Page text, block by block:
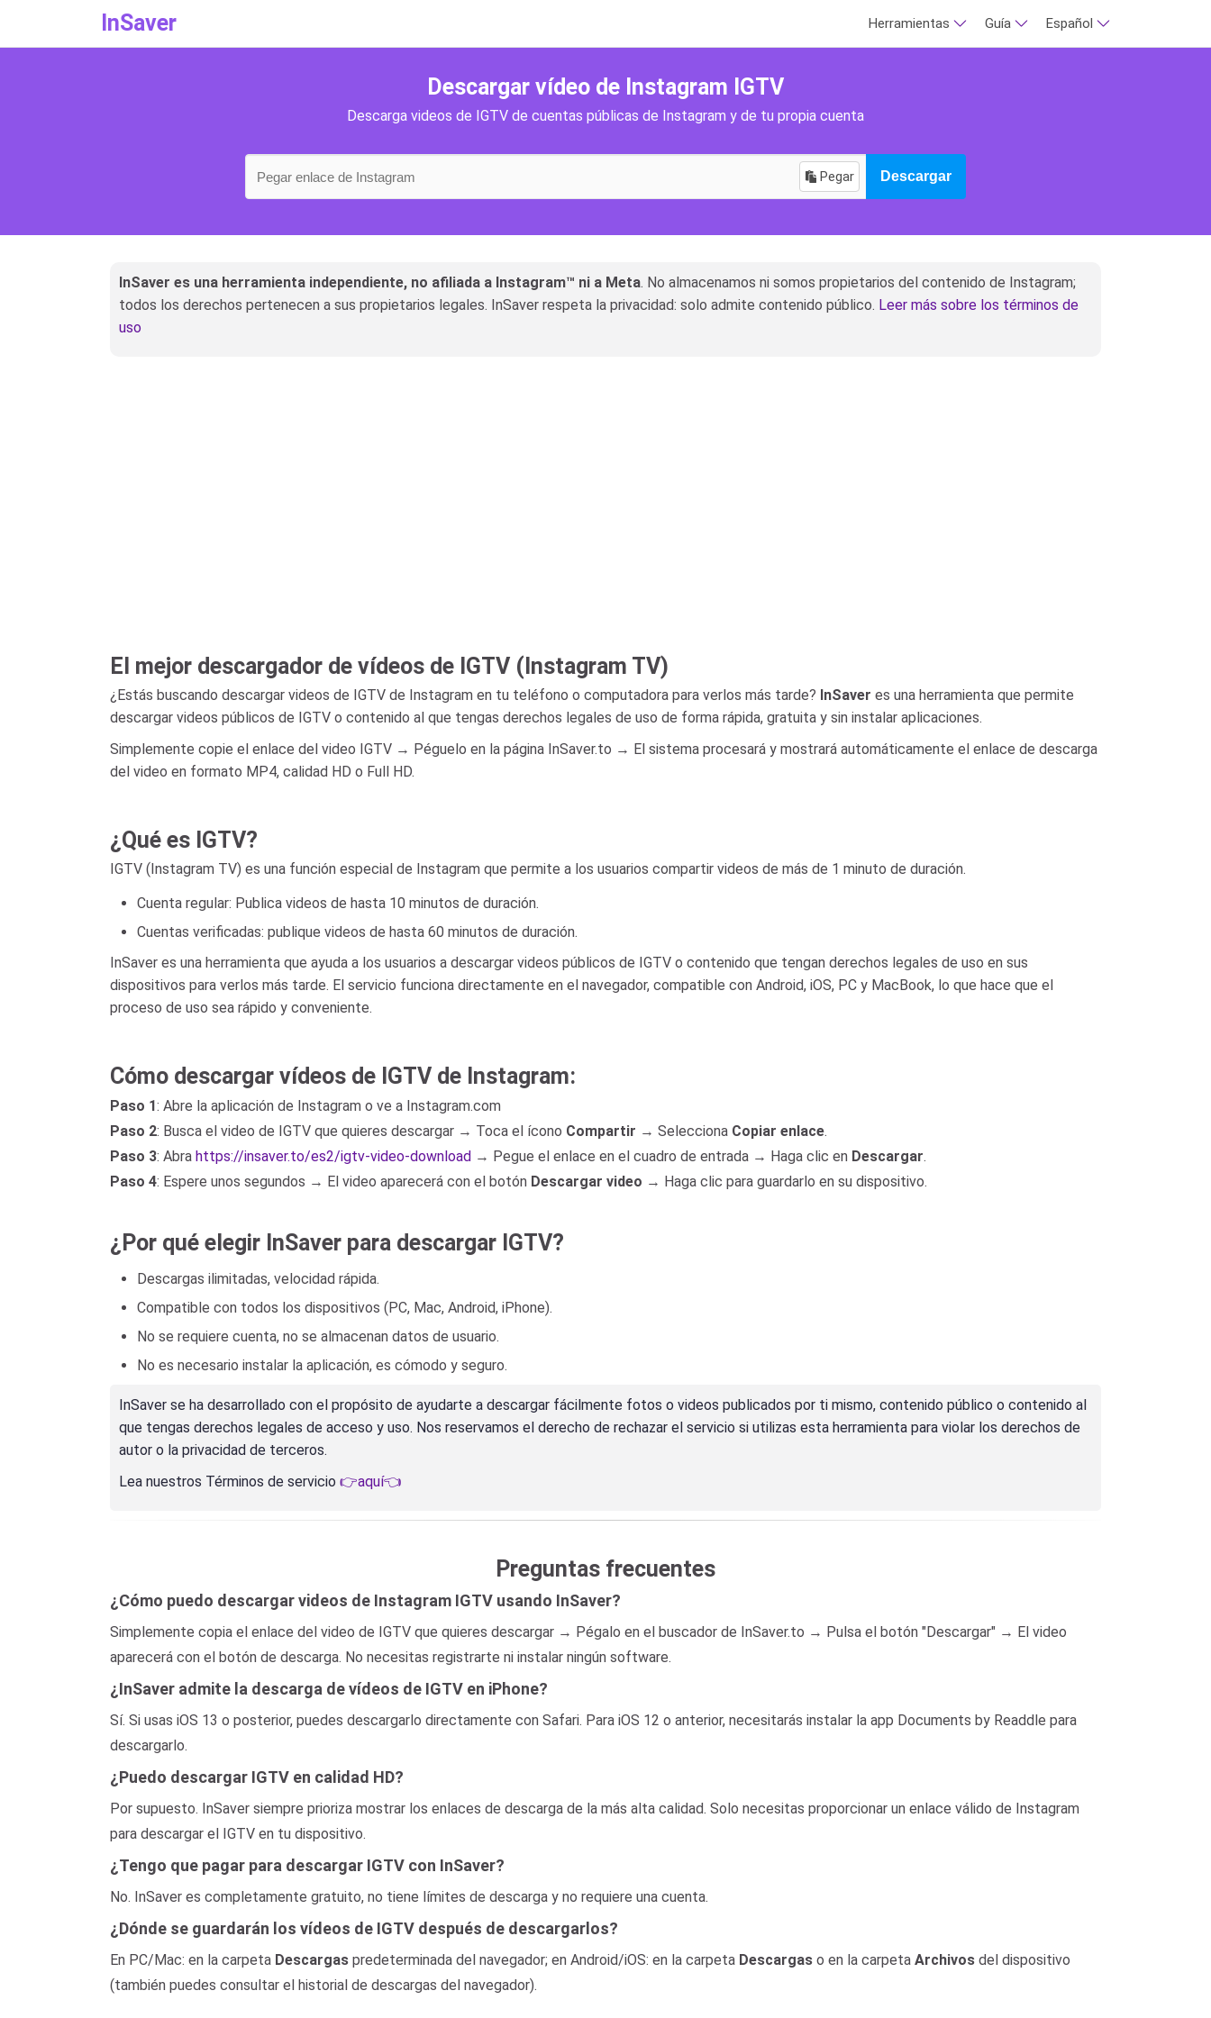
InSaver Herramientas Guía Español
Descargar vídeo de Instagram IGTV
Descarga videos de IGTV de cuentas públicas de Instagram y de tu propia cuenta
Pegar Descargar
InSaver es una herramienta independiente, no afiliada a Instagram™ ni a Meta. No almacenamos ni somos propietarios del contenido de Instagram;
todos los derechos pertenecen a sus propietarios legales. InSaver respeta la privacidad: solo admite contenido público. Leer más sobre los términos de
uso
El mejor descargador de vídeos de IGTV (Instagram TV)
¿Estás buscando descargar videos de IGTV de Instagram en tu teléfono o computadora para verlos más tarde? InSaver es una herramienta que permite
descargar videos públicos de IGTV o contenido al que tengas derechos legales de uso de forma rápida, gratuita y sin instalar aplicaciones.
Simplemente copie el enlace del video IGTV → Péguelo en la página InSaver.to → El sistema procesará y mostrará automáticamente el enlace de descarga
del video en formato MP4, calidad HD o Full HD.
¿Qué es IGTV?
IGTV (Instagram TV) es una función especial de Instagram que permite a los usuarios compartir videos de más de 1 minuto de duración.
Cuenta regular: Publica videos de hasta 10 minutos de duración.
Cuentas verificadas: publique videos de hasta 60 minutos de duración.
InSaver es una herramienta que ayuda a los usuarios a descargar videos públicos de IGTV o contenido que tengan derechos legales de uso en sus
dispositivos para verlos más tarde. El servicio funciona directamente en el navegador, compatible con Android, iOS, PC y MacBook, lo que hace que el
proceso de uso sea rápido y conveniente.
Cómo descargar vídeos de IGTV de Instagram:
Paso 1: Abre la aplicación de Instagram o ve a Instagram.com
Paso 2: Busca el video de IGTV que quieres descargar → Toca el ícono Compartir → Selecciona Copiar enlace.
Paso 3: Abra https://insaver.to/es2/igtv-video-download → Pegue el enlace en el cuadro de entrada → Haga clic en Descargar.
Paso 4: Espere unos segundos → El video aparecerá con el botón Descargar video → Haga clic para guardarlo en su dispositivo.
¿Por qué elegir InSaver para descargar IGTV?
Descargas ilimitadas, velocidad rápida.
Compatible con todos los dispositivos (PC, Mac, Android, iPhone).
No se requiere cuenta, no se almacenan datos de usuario.
No es necesario instalar la aplicación, es cómodo y seguro.
InSaver se ha desarrollado con el propósito de ayudarte a descargar fácilmente fotos o videos publicados por ti mismo, contenido público o contenido al
que tengas derechos legales de acceso y uso. Nos reservamos el derecho de rechazar el servicio si utilizas esta herramienta para violar los derechos de
autor o la privacidad de terceros.
Lea nuestros Términos de servicio 👉aquí👈
Preguntas frecuentes
¿Cómo puedo descargar videos de Instagram IGTV usando InSaver?
Simplemente copia el enlace del video de IGTV que quieres descargar → Pégalo en el buscador de InSaver.to → Pulsa el botón "Descargar" → El video
aparecerá con el botón de descarga. No necesitas registrarte ni instalar ningún software.
¿InSaver admite la descarga de vídeos de IGTV en iPhone?
Sí. Si usas iOS 13 o posterior, puedes descargarlo directamente con Safari. Para iOS 12 o anterior, necesitarás instalar la app Documents by Readdle para
descargarlo.
¿Puedo descargar IGTV en calidad HD?
Por supuesto. InSaver siempre prioriza mostrar los enlaces de descarga de la más alta calidad. Solo necesitas proporcionar un enlace válido de Instagram
para descargar el IGTV en tu dispositivo.
¿Tengo que pagar para descargar IGTV con InSaver?
No. InSaver es completamente gratuito, no tiene límites de descarga y no requiere una cuenta.
¿Dónde se guardarán los vídeos de IGTV después de descargarlos?
En PC/Mac: en la carpeta Descargas predeterminada del navegador; en Android/iOS: en la carpeta Descargas o en la carpeta Archivos del dispositivo
(también puedes consultar el historial de descargas del navegador).